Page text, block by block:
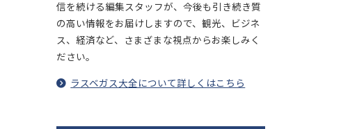
信を続ける編集スタッフが、今後も引き続き質
の高い情報をお届けしますので、観光、ビジネ
ス、経済など、さまざまな視点からお楽しみく
ださい。
ラスベガス大全について詳しくはこちら